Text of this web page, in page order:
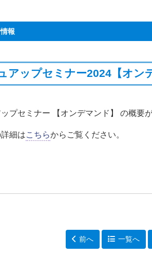
報
アップセミナー2024【オン
プセミナー 【オンデマンド】 の概要
細はこちらからご覧ください。
前へ 一覧へ